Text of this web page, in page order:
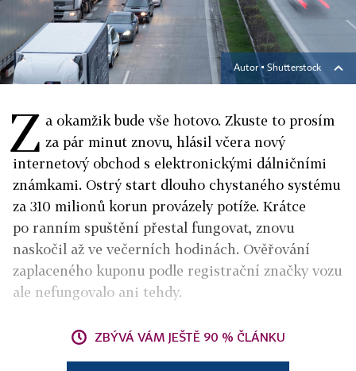
Autor ▪ Shutterstock
Z a okamžik bude vše hotovo. Zkuste to prosím
za pár minut znovu, hlásil včera nový
internetový obchod s elektronickými dálničními
známkami. Ostrý start dlouho chystaného systému
za 310 milionů korun provázely potíže. Krátce
po ranním spuštění přestal fungovat, znovu
naskočil až ve večerních hodinách. Ověřování
zaplaceného kuponu podle registrační značky vozu
ale nefungovalo ani tehdy.
ZBÝVÁ VÁM JEŠTĚ 90 % ČLÁNKU